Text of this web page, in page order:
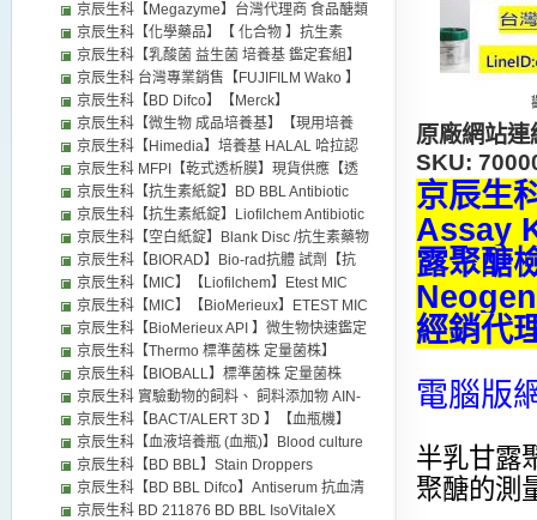
原廠網站
SKU:
京辰生
Assay
露聚醣
經銷代
電腦版
半乳甘露
聚醣的測
厭氧產氣包】 Biomerieux 歐美日本試劑藥品
經銷代理
MerckMillipore台灣經銷代理默克) 成品培養基
粉末培養基 厭氧缸 厭氣缸 厭氧產氣包 代理
氧指示劑 (Gas Pak System & Anaerobic
Products) 台灣 京辰生科 經銷 代理歐美各廠牌
試劑 藥品 培養基
京辰生科【Megazyme】台灣代理商 食品醣類
檢測分析試劑 【NEOGEN】代理商
Megazyme distributors
京辰生科【化學藥品】【 化合物 】抗生素
compound 中間體 化學標準品 特殊化學品
Biochemicals and Enzymes 台灣代理商
distributor
京辰生科【乳酸菌 益生菌 培養基 鑑定套組】
成品培養基 BIM-25 微生物培養基 API鑑定套
組 台灣代理商 distributors
京辰生科 台灣專業銷售【FUJIFILM Wako 】
和光純藥株式會社【化學藥品】【 化合物 】
試劑製造商 化學藥品 抗體代理 iba1 antibody
Laboratory Chemicals-FUJIFILM Wako
Chemicals
京辰生科【BD Difco】【Merck】
【Himedia】【Neogen】微生物 培養基 (粉
末) 台灣 各廠牌套組試劑藥品代理 成品培養基
distributor
京辰生科【微生物 成品培養基】【現用培養
基】Agar plate 綿羊血 馬血 distributors 台灣
代理商
京辰生科【Himedia】培養基 HALAL 哈拉認
證 清真認證 台灣代理商 微生物培養基 成品培
養基 Himedia distributors
京辰生科 MFPI【乾式透析膜】現貨供應【透
析夾】MFPI (Cellu-Sep T)、Orange、
Spectrum (Repligen) 台灣代理商 distributors
京辰生科【抗生素紙錠】BD BBL Antibiotic
discs 藥敏紙片 台灣代理商 BD BBL
distributors 成品培養基
京辰生科【抗生素紙錠】Liofilchem Antibiotic
discs 藥敏紙片 台灣代理商 Etest MIC Test
Strip藥敏試驗 空白紙錠 Liofilchem
distributors OXOID Thermo Disc dispenser
京辰生科【空白紙錠】Blank Disc /抗生素藥物
測定濾紙 台灣代理商 抗生素紙錠 Liofilchem
distributors
京辰生科【BIORAD】Bio-rad抗體 試劑【抗
生素紙錠】Antibiotic discs 藥敏紙片 台灣代理
商 distributors
京辰生科【MIC】【Liofilchem】Etest MIC
Test Strip藥敏試驗 台灣代理商 抗生素紙錠 空
白紙錠 Liofilchem distributors
京辰生科【MIC】【BioMerieux】ETEST MIC
Test Strip藥敏試驗 台灣代理商 Etest
BioMerieux distributors 成品培養基
京辰生科【BioMerieux API 】微生物快速鑑定
套組 台灣代理商 distributors BioMerieux API
成品培養基
京辰生科【Thermo 標準菌株 定量菌株】
OXOID 定性定量菌株 台灣代理商 台灣經銷代
理實驗室試劑藥品 GPT 可以取代
MicroBioLogics (MBL) 品管用標準菌株 EZ-
Acc Shot EZ-CFU Thermo OXOID 厭氧缸 厭
氧產氣包 抗生素紙錠 distributors
京辰生科【BIOBALL】標準菌株 定量菌株
【BioMerieux】培養基效能試驗 台灣經銷代
理實驗室試劑藥品 可以取代 MicroBioLogics
(MBL) 品管用標準菌株 EZ-Acc Shot EZ-CFU
京辰生科 實驗動物的飼料、 飼料添加物 AIN-
76、AIN-76 A、AIN-93G、 維生素混合物
Vitamin Mixture、 礦物質混合物AIN-76 Salt
Mix 現貨供應
京辰生科【BACT/ALERT 3D 】【血瓶機】
【BioMerieux】distributors
京辰生科【血液培養瓶 (血瓶)】Blood culture
京辰生科【BD BBL】Stain Droppers
REAGENTS 台灣代理商 distributors
京辰生科【BD BBL Difco】Antiserum 抗血清
BD 沙門氏菌抗血清 台灣 經銷代理
京辰生科 BD 211876 BD BBL IsoVitaleX